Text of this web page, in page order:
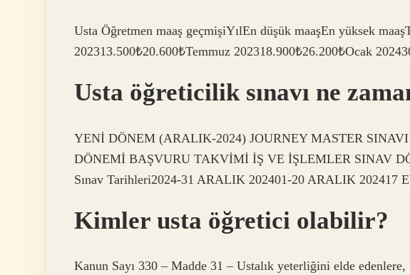
Usta Öğretmen maaş geçmişiYılEn düşük maaşEn yüksek
202313.500₺20.600₺Temmuz 202318.900₺26.200₺Ocak
Usta öğreticilik sınavı ne
YENİ DÖNEM (ARALIK-2024) JOURNEY MASTER
DÖNEMİ BAŞVURU TAKVİMİ İŞ VE İŞLEMLER SINAV
Sınav Tarihleri2024-31 ARALIK 202401-20 ARALIK 202417
Kimler usta öğretici olabilir?
Kanun Sayı 330 – Madde 31 – Ustalık yeterliğini elde